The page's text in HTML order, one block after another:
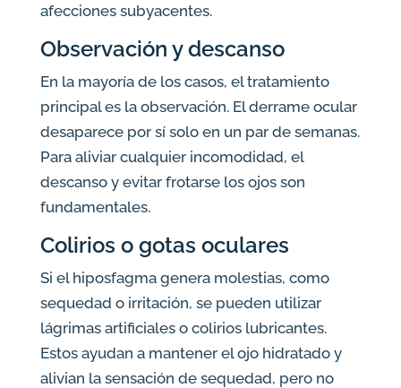
afecciones subyacentes.
Observación y descanso
En la mayoría de los casos, el tratamiento
principal es la observación. El derrame ocular
desaparece por sí solo en un par de semanas.
Para aliviar cualquier incomodidad, el
descanso y evitar frotarse los ojos son
fundamentales.
Colirios o gotas oculares
Si el hiposfagma genera molestias, como
sequedad o irritación, se pueden utilizar
lágrimas artificiales o colirios lubricantes.
Estos ayudan a mantener el ojo hidratado y
alivian la sensación de sequedad, pero no